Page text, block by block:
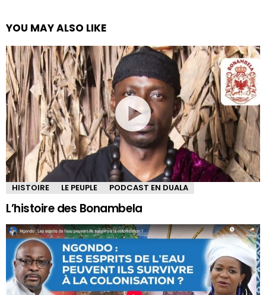
YOU MAY ALSO LIKE
HISTOIRE LE PEUPLE PODCAST EN DUALA
L’histoire des Bonambela